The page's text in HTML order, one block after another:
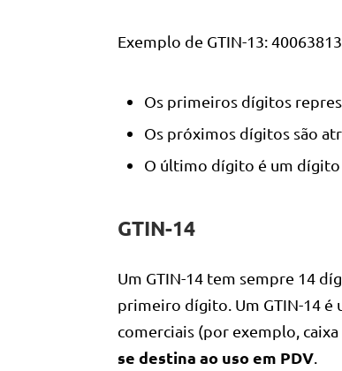
Exemplo de GTIN-13:
Os primeiros dígitos
Os próximos dígitos são
O último dígito é um dígito
GTIN-14
Um GTIN-14 tem sempre 14
primeiro dígito. Um GTIN-14
comerciais (por exemplo,
se destina ao uso em PDV.